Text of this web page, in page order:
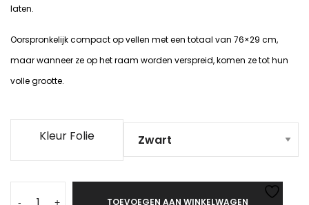
laten.
Oorspronkelijk compact op vellen met een totaal van 76×29 cm,
maar wanneer ze op het raam worden verspreid, komen ze tot hun
volle grootte.
Kleur Folie
- + TOEVOEGEN AAN WINKELWAGEN